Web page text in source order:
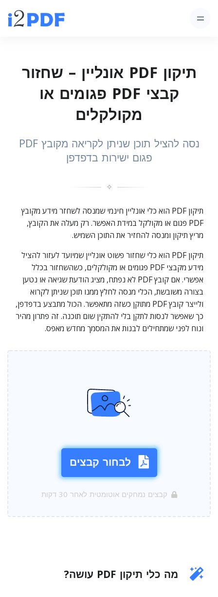
תיקון PDF אונליין – שחזור
קבצי PDF פגומים או
מקולקלים
נסה להציל תוכן שניתן לקריאה מקובץ PDF
פגום ישירות בדפדפן
✧
תיקון PDF הוא כלי אונליין חינמי שמנסה לשחזר מידע מקובץ
PDF פגום או מקולקל במידת האפשר. רק מעלה את הקובץ,
מריץ תיקון ומנסה להחזיר את התוכן השמיש.
תיקון PDF הוא כלי שחזור פשוט אונליין שמיועד לעזור להציל
מידע מקבצי PDF פגומים או מקולקלים, כשהשחזור בכלל
אפשרי. אם קובץ PDF לא נפתח, מציג הודעת שגיאה או נטען
בצורה משובשת, הכלי מנסה לחלץ ממנו תוכן שניתן לקרוא
ולייצר קובץ PDF מתוקן כשזה מתאפשר. הכול מתבצע בדפדפן,
כך שאפשר לנסות לתקן בלי להתקין שום תוכנה. זה פתרון מהיר
ונוח לפני שמתחילים לבנות את המסמך מחדש מאפס.
לבחור קבצים
קבצים נמחקים אוטומטית לאחר 30 דקות
מה כלי תיקון PDF עושה?